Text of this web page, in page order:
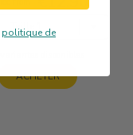
Taille 1
ACHETER
politique de